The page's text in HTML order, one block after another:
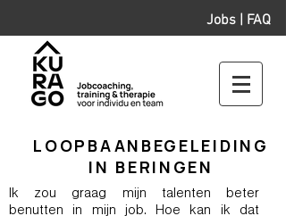
Jobs | FAQ
LOOPBAANBEGELEIDING
IN BERINGEN
Ik zou graag mijn talenten beter
benutten in mijn job. Hoe kan ik dat